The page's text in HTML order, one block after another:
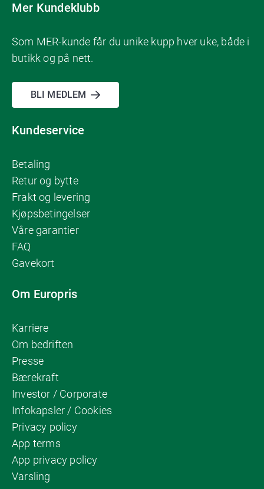
Mer Kundeklubb
Som MER-kunde får du unike kupp hver uke, både i
butikk og på nett.
BLI MEDLEM
Kundeservice
Betaling
Retur og bytte
Frakt og levering
Kjøpsbetingelser
Våre garantier
FAQ
Gavekort
Om Europris
Karriere
Om bedriften
Presse
Bærekraft
Investor / Corporate
Infokapsler / Cookies
Privacy policy
App terms
App privacy policy
Varsling